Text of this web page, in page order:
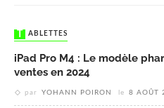
TABLETTES
iPad Pro M4 : Le modèle
ventes en 2024
par YOHANN POIRON le 8 AOÛT